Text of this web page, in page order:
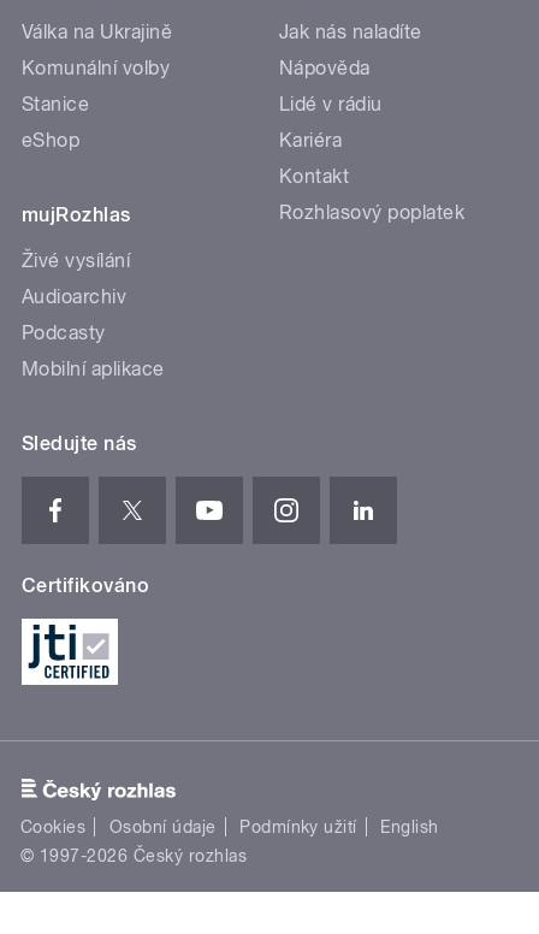
Válka na Ukrajině
Komunální volby
Stanice
eShop
mujRozhlas
Živé vysílání
Audioarchiv
Podcasty
Mobilní aplikace
Jak nás naladíte
Nápověda
Lidé v rádiu
Kariéra
Kontakt
Rozhlasový poplatek
Sledujte nás
Certifikováno
Cookies Osobní údaje Podmínky užití
English
© 1997-2026 Český rozhlas